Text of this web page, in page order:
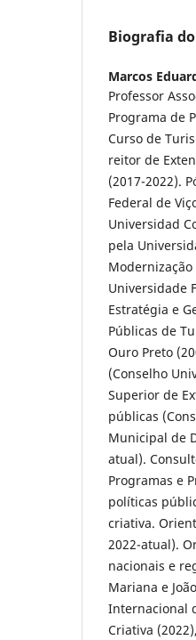
Biografia
Marcos
Professor
Programa de
Curso de
reitor de
(2017-2022).
Federal de
Universidad
pela
Universidade
Estratégia e
Públicas de
Ouro Preto
(Conselho
Superior de
públicas
Municipal de
atual).
Programas e
políticas
criativa.
2022-atual).
nacionais e
Mariana e
Internacional
Criativa